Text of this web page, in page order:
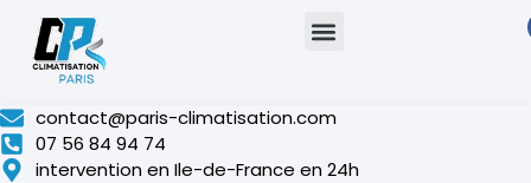
contact@paris-climatisation.com
07 56 84 94 74
intervention en Ile-de-France en 24h